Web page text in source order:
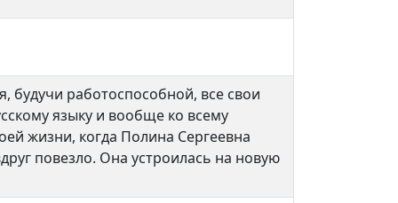
будучи работоспособной, все свои
языку и вообще ко всему
жизни, когда Полина Сергеевна
повезло. Она устроилась на новую